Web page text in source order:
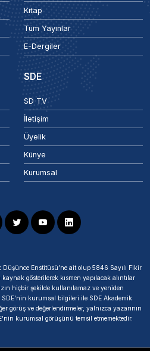
Kitap
Tüm Yayınlar
E-Dergiler
SDE
SD TV
İletişim
Üyelik
Künye
Kurumsal
Enstitüsü’ne ait olup 5846 Sayılı Fikir
gösterilerek kısmen yapılacak alıntılar
hiçbir şekilde kullanılamaz ve yeniden
SDE'nin kurumsal bilgileri ile SDE Akademik
görüş ve değerlendirmeler, yalnızca yazarının
kurumsal görüşünü temsil etmemektedir.